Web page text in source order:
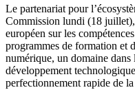
Le partenariat pour
Commission lundi (18 juillet),
européen sur les
programmes de formation et
numérique, un domaine
développement
perfectionnement rapide de